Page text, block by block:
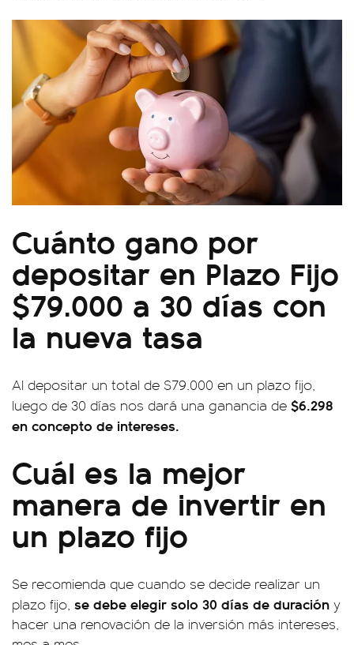
Cuánto gano por
depositar en Plazo Fijo
$79.000 a 30 días con
la nueva tasa
Al depositar un total de $79.000 en un plazo fijo,
luego de 30 días nos dará una ganancia de $6.298
en concepto de intereses.
Cuál es la mejor
manera de invertir en
un plazo fijo
Se recomienda que cuando se decide realizar un
plazo fijo, se debe elegir solo 30 días de duración y
hacer una renovación de la inversión más intereses,